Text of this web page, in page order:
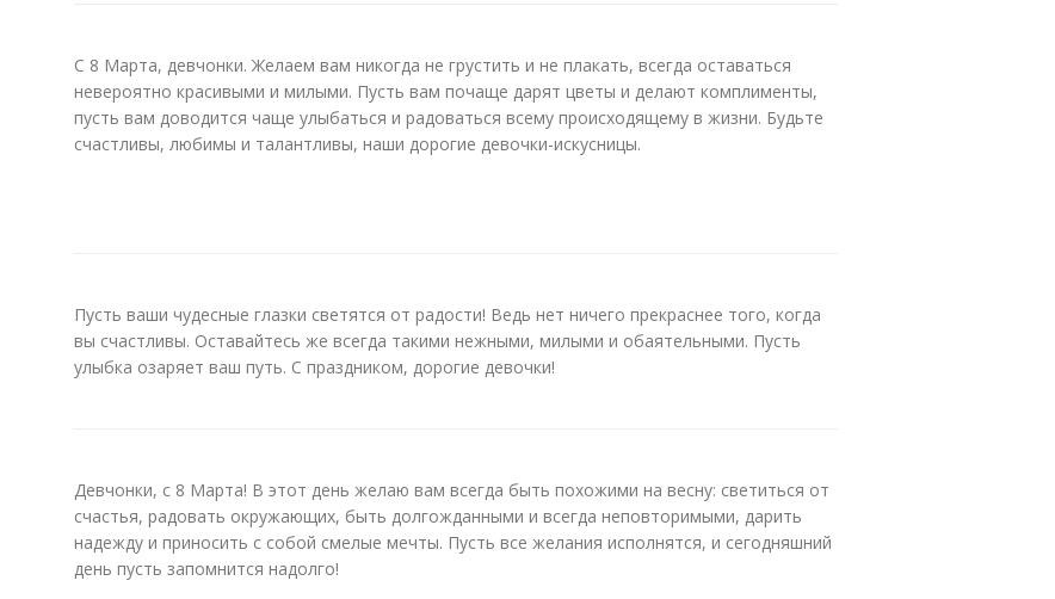
С 8 Марта, девчонки. Желаем вам никогда не грустить и не плакать, всегда оставаться
невероятно красивыми и милыми. Пусть вам почаще дарят цветы и делают комплименты,
пусть вам доводится чаще улыбаться и радоваться всему происходящему в жизни. Будьте
счастливы, любимы и талантливы, наши дорогие девочки-искусницы.
Пусть ваши чудесные глазки светятся от радости! Ведь нет ничего прекраснее того, когда
вы счастливы. Оставайтесь же всегда такими нежными, милыми и обаятельными. Пусть
улыбка озаряет ваш путь. С праздником, дорогие девочки!
Девчонки, с 8 Марта! В этот день желаю вам всегда быть похожими на весну: светиться от
счастья, радовать окружающих, быть долгожданными и всегда неповторимыми, дарить
надежду и приносить с собой смелые мечты. Пусть все желания исполнятся, и сегодняшний
день пусть запомнится надолго!